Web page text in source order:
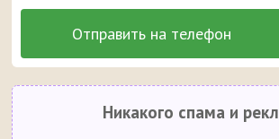
Никакого спама и